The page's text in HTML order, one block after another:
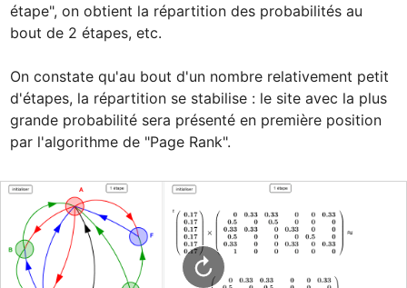
étape", on obtient la répartition des probabilités au
bout de 2 étapes, etc.
On constate qu'au bout d'un nombre relativement petit
d'étapes, la répartition se stabilise : le site avec la plus
grande probabilité sera présenté en première position
par l'algorithme de "Page Rank".